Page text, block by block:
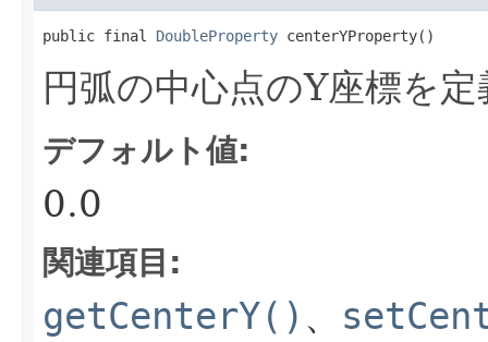
public final DoubleProperty centerYProperty()
円弧の中心点のY座標を
デフォルト値:
0.0
関連項目:
getCenterY() 、